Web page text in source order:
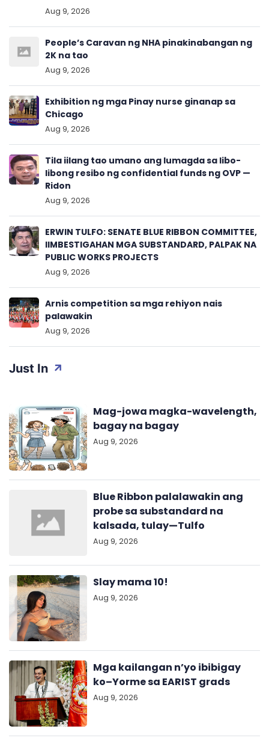
Just In
Mag-jowa magka-wavelength,
bagay na bagay
Aug 9, 2026
Blue Ribbon palalawakin ang
probe sa substandard na
kalsada, tulay—Tulfo
Aug 9, 2026
Slay mama 10!
Aug 9, 2026
Mga kailangan n’yo ibibigay
ko–Yorme sa EARIST grads
Aug 9, 2026
Aug 9, 2026
People’s Caravan ng NHA pinakinabangan ng
2K na tao
Aug 9, 2026
Exhibition ng mga Pinay nurse ginanap sa
Chicago
Aug 9, 2026
Tila iilang tao umano ang lumagda sa libo-
libong resibo ng confidential funds ng OVP —
Ridon
Aug 9, 2026
ERWIN TULFO: SENATE BLUE RIBBON COMMITTEE,
IIMBESTIGAHAN MGA SUBSTANDARD, PALPAK NA
PUBLIC WORKS PROJECTS
Aug 9, 2026
Arnis competition sa mga rehiyon nais
palawakin
Aug 9, 2026